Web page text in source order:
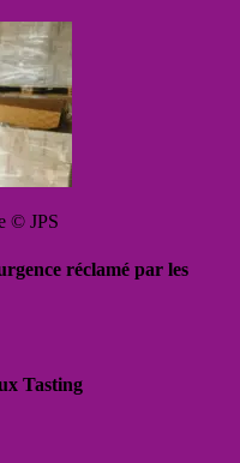
© JPS
réclamé par les
Tasting